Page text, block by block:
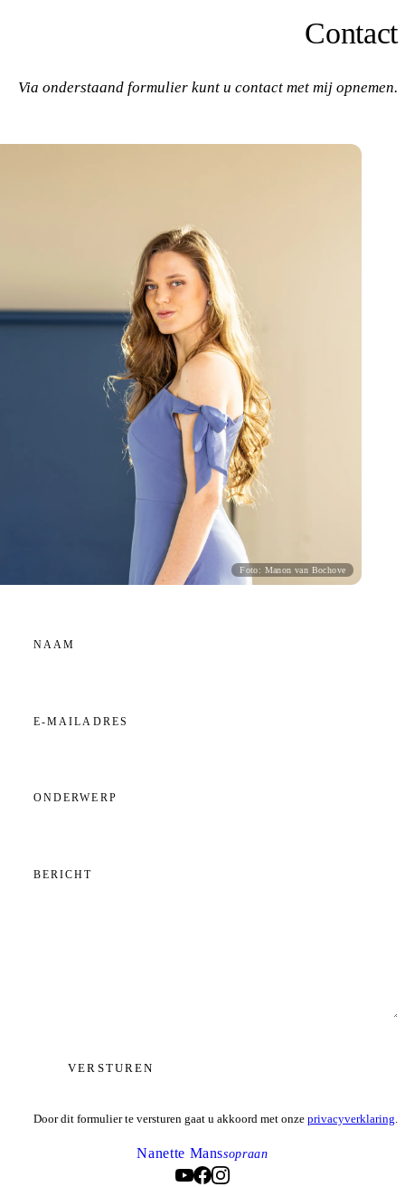
Contact
Via onderstaand formulier kunt u contact met mij opnemen.
Foto: Manon van Bochove
NAAM
E-MAILADRES
ONDERWERP
BERICHT
VERSTUREN
Door dit formulier te versturen gaat u akkoord met onze privacyverklaring.
Nanette Manssopraan